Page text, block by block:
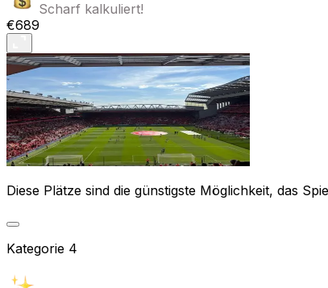
Scharf kalkuliert!
€689
Diese Plätze sind die günstigste Möglichkeit, das
Kategorie 4